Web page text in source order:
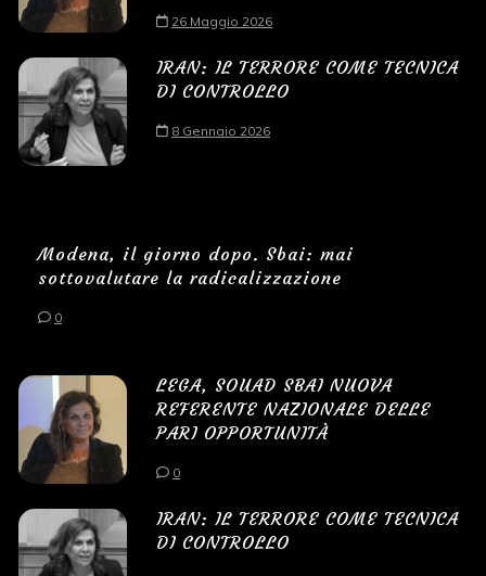
26 Maggio 2026
IRAN: IL TERRORE COME TECNICA
DI CONTROLLO
8 Gennaio 2026
Modena, il giorno dopo. Sbai: mai
sottovalutare la radicalizzazione
0
LEGA, SOUAD SBAI NUOVA
REFERENTE NAZIONALE DELLE
PARI OPPORTUNITÀ
0
IRAN: IL TERRORE COME TECNICA
DI CONTROLLO